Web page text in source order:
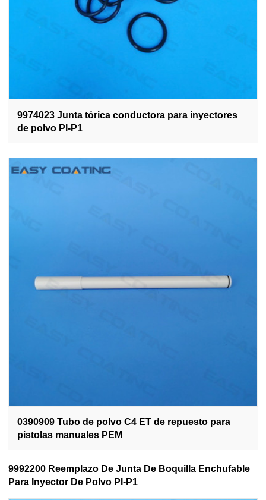
9974023 Junta tórica conductora para inyectores
de polvo PI-P1
0390909 Tubo de polvo C4 ET de repuesto para
pistolas manuales PEM
9992200 Reemplazo De Junta De Boquilla Enchufable
Para Inyector De Polvo PI-P1